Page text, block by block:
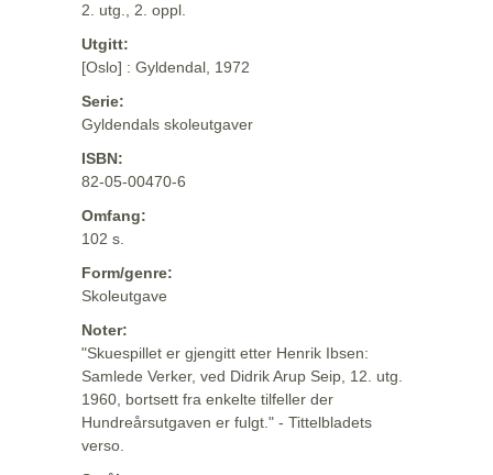
2. utg., 2. oppl.
Utgitt:
[Oslo] : Gyldendal, 1972
Serie:
Gyldendals skoleutgaver
ISBN:
82-05-00470-6
Omfang:
102 s.
Form/genre:
Skoleutgave
Noter:
"Skuespillet er gjengitt etter Henrik Ibsen:
Samlede Verker, ved Didrik Arup Seip, 12. utg.
1960, bortsett fra enkelte tilfeller der
Hundreårsutgaven er fulgt." - Tittelbladets
verso.